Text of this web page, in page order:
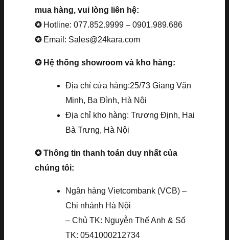
mua hàng, vui lòng liên hệ:
✪ Hotline: 077.852.9999 – 0901.989.686
✪ Email: Sales@24kara.com
✪ Hệ thống showroom và kho hàng:
Địa chỉ cửa hàng:25/73 Giang Văn
Minh, Ba Đình, Hà Nội
Địa chỉ kho hàng: Trương Định, Hai
Bà Trưng, Hà Nội
✪ Thông tin thanh toán duy nhất của
chúng tôi:
Ngân hàng Vietcombank (VCB) –
Chi nhánh Hà Nội
– Chủ TK: Nguyễn Thế Anh & Số
TK: 0541000212734